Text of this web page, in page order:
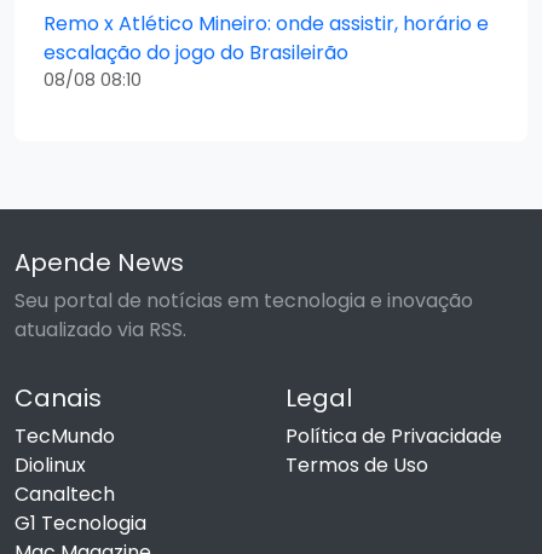
Remo x Atlético Mineiro: onde assistir, horário e
escalação do jogo do Brasileirão
08/08 08:10
Apende News
Seu portal de notícias em tecnologia e inovação
atualizado via RSS.
Canais
TecMundo
Diolinux
Canaltech
G1 Tecnologia
Legal
Política de Privacidade
Termos de Uso